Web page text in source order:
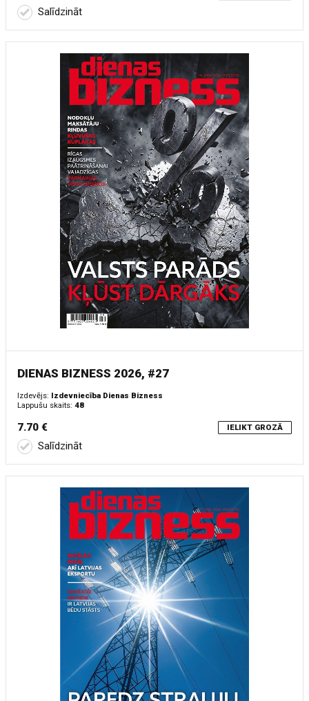
Salīdzināt
DIENAS BIZNESS 2026, #27
Izdevējs: Izdevniecība Dienas Bizness
Lappušu skaits: 48
7.70 € IELIKT GROZĀ
Salīdzināt